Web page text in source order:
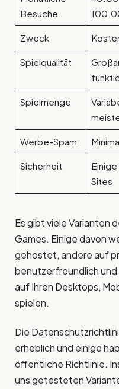
Besuche
Zweck
Spielqualität
Spielmenge
Werbe-Spam
Sicherheit
Sites
Es gibt viele Varianten
Games. Einige davon
gehostet, andere auf
benutzerfreundlich und
auf Ihren Desktops,
spielen.
Die
erheblich und einige
öffentliche Richtlinie.
uns getesteten